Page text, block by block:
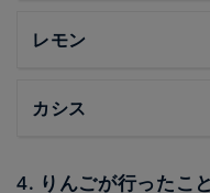
レモン
カシス
4. りんごが行ったこ